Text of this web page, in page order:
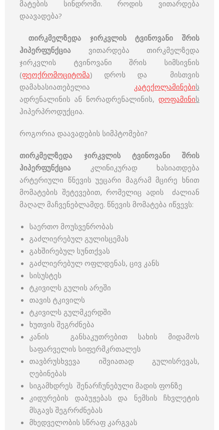
მატების სინდრომი. როდის ვითარდება
დაავადება?
თირკმელზედა ჯირკვლის ტვინოვანი შრის
ჰიპერფუნქცია ვითარდება თირკმელზედა
ჯირკვლის ტვინოვანი შრის სიმსივნის
(ფეოქრომოციტომა) დროს და მისთვის
დამახასიათებელია კატექოლამინების
ადრენალინის ან ნორადრენალინის, დოფამინის
ჰიპერპროდუქცია.
როგორია დაავადების სიმპტომები?
თირკმელზედა ჯირკვლის ტვინოვანი შრის
ჰიპერფუნქცია კლინიკურად ხასიათდება
არტერიული წნევის უეცარი მაგრამ მცირე ხნით
მომატების შეტევებით, რომელიც ადის ძალიან
მაღალ მაჩვენებლამდე. წნევის მომატება იწვევს:
საერთო მოუსვენრობას
გაძლიერებულ გულისცემას
გახშირებულ სუნთქვას
გაძლიერებულ ოფლდენას, ცივ კანს
სისუსტეს
ტკივილს გულის არეში
თავის ტკივილს
ტკივილს გულმკერდში
ხუთვის შეგრძნება
კანის განსაკუთრებით სახის მიდამოს
საფარველის სიფერმკრთალეს
თავბრუსხვევა იშვიათად გულისრევას,
ღებინებას
სიგამხდრეს შენარჩუნებული მადის ფონზე
კიდურების დაბუჟებას და ნემსის ჩხვლეტის
მსგავს შეგრრძნებას
მხედველობის სწრაფ კარგვას